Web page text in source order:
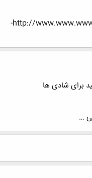
http://www.www.www.iran-eng.ir/showthread.php/438191-
برای شادی ها
…